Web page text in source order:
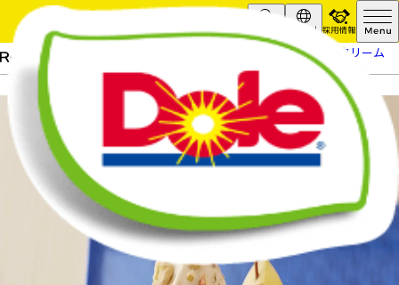
Search Global
採用情報
ナイスクリーム